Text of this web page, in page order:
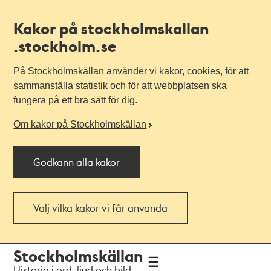
Kakor på stockholmskallan
.stockholm.se
På Stockholmskällan använder vi kakor, cookies, för att
sammanställa statistik och för att webbplatsen ska
fungera på ett bra sätt för dig.
Om kakor på Stockholmskällan
Godkänn alla kakor
Välj vilka kakor vi får använda
navigationen
huvudinnehållet
Stockholmskällan